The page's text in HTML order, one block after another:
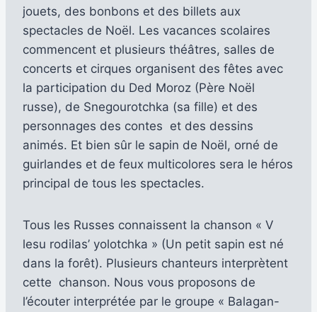
jouets, des bonbons et des billets aux
spectacles de Noël. Les vacances scolaires
commencent et plusieurs théâtres, salles de
concerts et cirques organisent des fêtes avec
la participation du Ded Moroz (Père Noël
russe), de Snegourotchka (sa fille) et des
personnages des contes et des dessins
animés. Et bien sûr le sapin de Noël, orné de
guirlandes et de feux multicolores sera le héros
principal de tous les spectacles.
Tous les Russes connaissent la chanson « V
lesu rodilas’ yolotchka » (Un petit sapin est né
dans la forêt). Plusieurs chanteurs interprètent
cette chanson. Nous vous proposons de
l’écouter interprétée par le groupe « Balagan-